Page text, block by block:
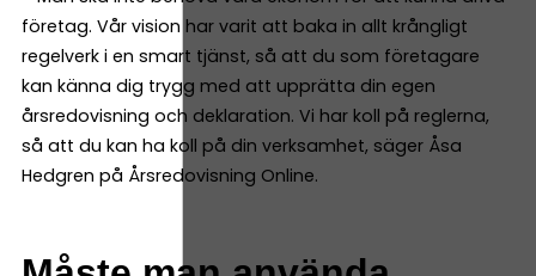
företag. Vår vision har varit att baka in allt krångligt
regelverk i en smart tjänst, så att du som företagare
kan känna dig trygg med att upprätta din egen
årsredovisning och deklaration. Vi har koll på reglerna,
så att du kan ha koll på din verksamhet, säger Åsa
Hedgren på Årsredovisning Online.